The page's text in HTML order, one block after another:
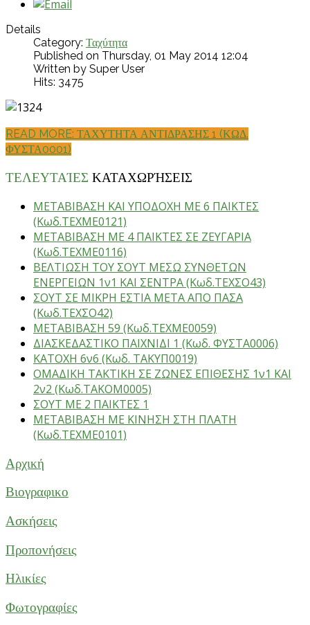
Details
Category: Ταχύτητα
Published on Thursday, 01 May 2014 12:04
Written by Super User
Hits: 3475
READ MORE: ΤΑΧΥΤΗΤΑ ΑΝΤΙΔΡΑΣΗΣ 1 (ΚΩΔ.
ΦΥΣΤΑ0001)
ΤΕΛΕΥΤΑΊΕΣ ΚΑΤΑΧΩΡΉΣΕΙΣ
ΜΕΤΑΒΙΒΑΣΗ ΚΑΙ ΥΠΟΔΟΧΗ ΜΕ 6 ΠΑΙΚΤΕΣ
(Κωδ.ΤΕΧΜΕ0121)
ΜΕΤΑΒΙΒΑΣΗ ΜΕ 4 ΠΑΙΚΤΕΣ ΣΕ ΖΕΥΓΑΡΙΑ
(Κωδ.ΤΕΧΜΕ0116)
ΒΕΛΤΙΩΣΗ ΤΟΥ ΣΟΥΤ ΜΕΣΩ ΣΥΝΘΕΤΩΝ
ΕΝΕΡΓΕΙΩΝ 1ν1 ΚΑΙ ΣΕΝΤΡΑ (Κωδ.ΤΕΧΣΟ43)
ΣΟΥΤ ΣΕ ΜΙΚΡΗ ΕΣΤΙΑ ΜΕΤΑ ΑΠΟ ΠΑΣΑ
(Κωδ.ΤΕΧΣΟ42)
ΜΕΤΑΒΙΒΑΣΗ 59 (Κωδ.ΤΕΧΜΕ0059)
ΔΙΑΣΚΕΔΑΣΤΙΚΟ ΠΑΙΧΝΙΔΙ 1 (Κωδ. ΦΥΣΤΑ0006)
ΚΑΤΟΧΗ 6ν6 (Κωδ. ΤΑΚΥΠ0019)
ΟΜΑΔΙΚΗ ΤΑΚΤΙΚΗ ΣΕ ΖΩΝΕΣ ΕΠΙΘΕΣΗΣ 1ν1 ΚΑΙ
2ν2 (Κωδ.ΤΑΚΟΜ0005)
ΣΟΥΤ ΜΕ 2 ΠΑΙΚΤΕΣ 1
ΜΕΤΑΒΙΒΑΣΗ ΜΕ ΚΙΝΗΣΗ ΣΤΗ ΠΛΑΤΗ
(Κωδ.ΤΕΧΜΕ0101)
Αρχική
Βιογραφικο
Ασκήσεις
Προπονήσεις
Ηλικίες
Φωτογραφίες